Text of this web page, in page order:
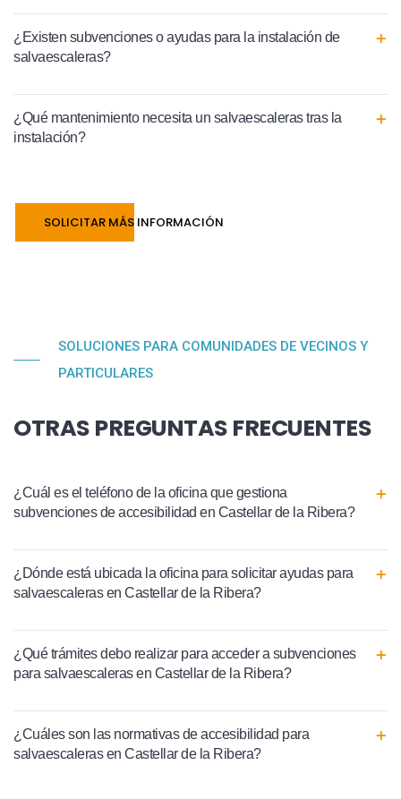
¿Existen subvenciones o ayudas para la instalación de
salvaescaleras?
¿Qué mantenimiento necesita un salvaescaleras tras la
instalación?
SOLICITAR MÁS INFORMACIÓN
SOLUCIONES PARA COMUNIDADES DE VECINOS Y
PARTICULARES
OTRAS PREGUNTAS FRECUENTES
¿Cuál es el teléfono de la oficina que gestiona
subvenciones de accesibilidad en Castellar de la Ribera?
¿Dónde está ubicada la oficina para solicitar ayudas para
salvaescaleras en Castellar de la Ribera?
¿Qué trámites debo realizar para acceder a subvenciones
para salvaescaleras en Castellar de la Ribera?
¿Cuáles son las normativas de accesibilidad para
salvaescaleras en Castellar de la Ribera?